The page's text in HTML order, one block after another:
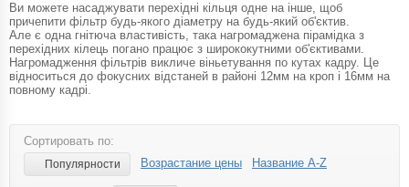
Ви можете насаджувати перехідні кільця одне на інше, щоб
причепити фільтр будь-якого діаметру на будь-який об'єктив.
Але є одна гнітюча властивість, така нагромаджена пірамідка з
перехідних кілець погано працює з ширококутними об'єктивами.
Нагромадження фільтрів викличе віньетування по кутах кадру. Це
відноситься до фокусних відстаней в районі 12мм на кроп і 16мм на
повному кадрі.
Сортировать по:
Популярности Возрастание цены Название A-Z